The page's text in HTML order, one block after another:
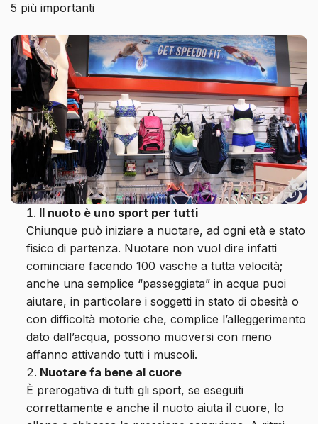
5 più importanti
Il nuoto è uno sport per tutti
Chiunque può iniziare a nuotare, ad ogni età e stato
fisico di partenza. Nuotare non vuol dire infatti
cominciare facendo 100 vasche a tutta velocità;
anche una semplice “passeggiata” in acqua puoi
aiutare, in particolare i soggetti in stato di obesità o
con difficoltà motorie che, complice l’alleggerimento
dato dall’acqua, possono muoversi con meno
affanno attivando tutti i muscoli.
Nuotare fa bene al cuore
È prerogativa di tutti gli sport, se eseguiti
correttamente e anche il nuoto aiuta il cuore, lo